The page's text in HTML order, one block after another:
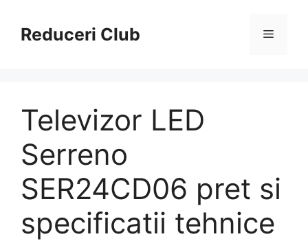
conținutReduceri Club Meniu
Televizor LED
Serreno
SER24CD06 pret si
specificatii tehnice